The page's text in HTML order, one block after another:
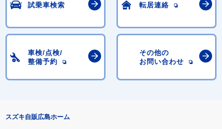
試乗車検索 転居連絡
車検/点検/
整備予約
その他の
お問い合わせ
スズキ自販広島ホーム